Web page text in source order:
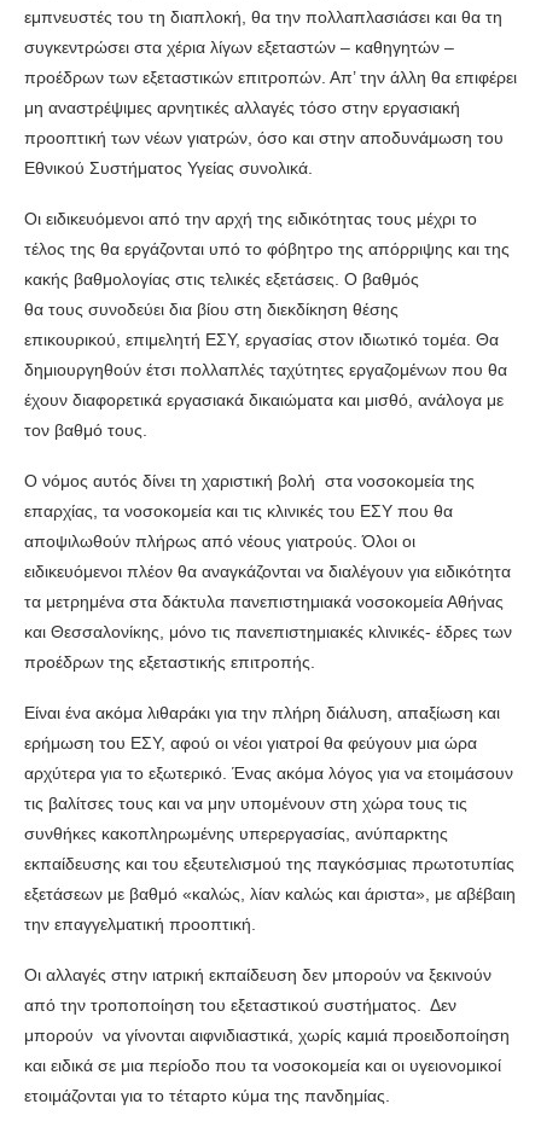
εμπνευστές του τη διαπλοκή, θα την πολλαπλασιάσει και θα τη
συγκεντρώσει στα χέρια λίγων εξεταστών – καθηγητών –
προέδρων των εξεταστικών επιτροπών. Απ’ την άλλη θα επιφέρει
μη αναστρέψιμες αρνητικές αλλαγές τόσο στην εργασιακή
προοπτική των νέων γιατρών, όσο και στην αποδυνάμωση του
Εθνικού Συστήματος Υγείας συνολικά.
Οι ειδικευόμενοι από την αρχή της ειδικότητας τους μέχρι το
τέλος της θα εργάζονται υπό το φόβητρο της απόρριψης και της
κακής βαθμολογίας στις τελικές εξετάσεις. Ο βαθμός
θα τους συνοδεύει δια βίου στη διεκδίκηση θέσης
επικουρικού, επιμελητή ΕΣΥ, εργασίας στον ιδιωτικό τομέα. Θα
δημιουργηθούν έτσι πολλαπλές ταχύτητες εργαζομένων που θα
έχουν διαφορετικά εργασιακά δικαιώματα και μισθό, ανάλογα με
τον βαθμό τους.
Ο νόμος αυτός δίνει τη χαριστική βολή στα νοσοκομεία της
επαρχίας, τα νοσοκομεία και τις κλινικές του ΕΣΥ που θα
αποψιλωθούν πλήρως από νέους γιατρούς. Όλοι οι
ειδικευόμενοι πλέον θα αναγκάζονται να διαλέγουν για ειδικότητα
τα μετρημένα στα δάκτυλα πανεπιστημιακά νοσοκομεία Αθήνας
και Θεσσαλονίκης, μόνο τις πανεπιστημιακές κλινικές- έδρες των
προέδρων της εξεταστικής επιτροπής.
Είναι ένα ακόμα λιθαράκι για την πλήρη διάλυση, απαξίωση και
ερήμωση του ΕΣΥ, αφού οι νέοι γιατροί θα φεύγουν μια ώρα
αρχύτερα για το εξωτερικό. Ένας ακόμα λόγος για να ετοιμάσουν
τις βαλίτσες τους και να μην υπομένουν στη χώρα τους τις
συνθήκες κακοπληρωμένης υπερεργασίας, ανύπαρκτης
εκπαίδευσης και του εξευτελισμού της παγκόσμιας πρωτοτυπίας
εξετάσεων με βαθμό «καλώς, λίαν καλώς και άριστα», με αβέβαιη
την επαγγελματική προοπτική.
Οι αλλαγές στην ιατρική εκπαίδευση δεν μπορούν να ξεκινούν
από την τροποποίηση του εξεταστικού συστήματος. Δεν
μπορούν να γίνονται αιφνιδιαστικά, χωρίς καμιά προειδοποίηση
και ειδικά σε μια περίοδο που τα νοσοκομεία και οι υγειονομικοί
ετοιμάζονται για το τέταρτο κύμα της πανδημίας.